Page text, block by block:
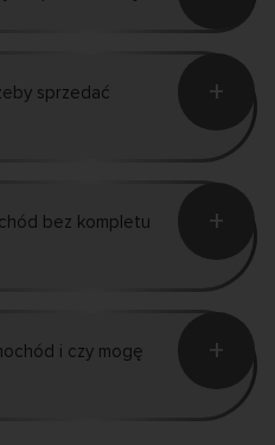
sprzedać
+
bez kompletu
+
i czy mogę
+